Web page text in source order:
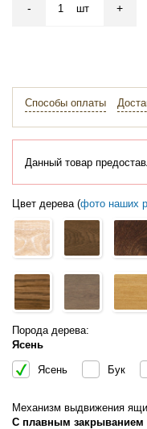
- шт +
Способы оплаты
Данный товар
Цвет дерева (фото наших
Порода дерева:
Ясень
Ясень Бук
Механизм выдвижения
С плавным закрыванием